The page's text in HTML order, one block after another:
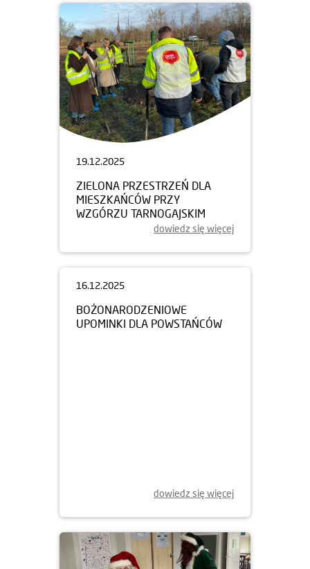
19.12.2025
ZIELONA PRZESTRZEŃ DLA
MIESZKAŃCÓW PRZY
WZGÓRZU TARNOGAJSKIM
dowiedz się więcej
16.12.2025
BOŻONARODZENIOWE
UPOMINKI DLA POWSTAŃCÓW
dowiedz się więcej